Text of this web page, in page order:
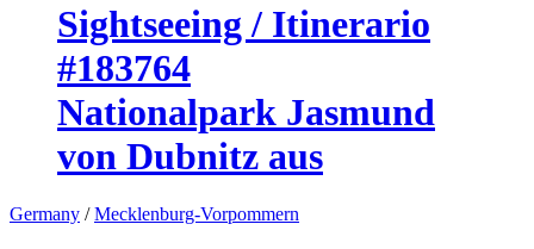
Sightseeing / Itinerario
#183764
Nationalpark Jasmund
von Dubnitz aus
Germany /Mecklenburg-Vorpommern